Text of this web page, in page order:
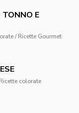
E
/ Ricette Gourmet
colorate